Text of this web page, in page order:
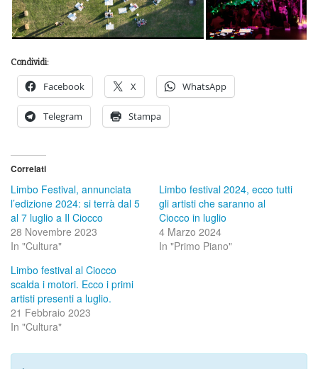
Condividi:
Facebook X WhatsApp
Telegram Stampa
Correlati
Limbo Festival, annunciata
l’edizione 2024: si terrà dal 5
al 7 luglio a Il Ciocco
28 Novembre 2023
In "Cultura"
Limbo festival 2024, ecco tutti
gli artisti che saranno al
Ciocco in luglio
4 Marzo 2024
In "Primo Piano"
Limbo festival al Ciocco
scalda i motori. Ecco i primi
artisti presenti a luglio.
21 Febbraio 2023
In "Cultura"